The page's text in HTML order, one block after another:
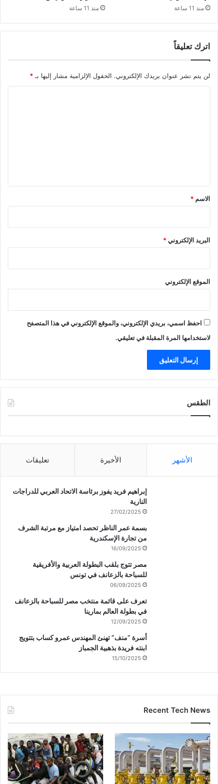
منذ 11 ساعة منذ 11 ساعة
اترك تعليقاً
لن يتم نشر عنوان بريدك الإلكتروني. الحقول الإلزامية مشار إليها بـ *
*
الاسم *
البريد الإلكتروني*
الموقع الإلكتروني
احفظ اسمي، بريدي الإلكتروني، والموقع الإلكتروني في هذا المتصفح
لاستخدامها المرة المقبلة في تعليقي.
الطقس
الأشهر الأخيرة تعليقات
إبراهيم فريد يفوز برئاسة الاتحاد العربي للدراجات
النارية
27/02/2025
بسمة عمر الناظر تحصد امتياز مع مرتبة الشرف
من تجارة الإسكندرية
16/09/2025
مصر تتوج بلقب البطولة العربية والأفريقية
للسباحة بالزعانف في تونس
06/09/2025
تعرف على قائمة منتخب مصر للسباحة بالزعانف
في بطولة العالم بمارينا
12/09/2025
أسرة “منف” تهنئ المهندس عمرو كساب بتتويج
ابنته فريدة بذهبية الجمباز
15/10/2025
Recent Tech News